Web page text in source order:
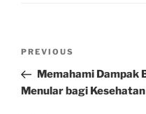
Previous
Post
PREVIOUS
Memahami Dampak
Menular bagi